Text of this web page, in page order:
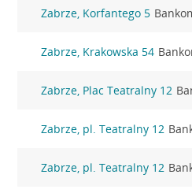
Zabrze, Korfantego 5
Zabrze, Krakowska 54
Zabrze, Plac Teatralny 12
Zabrze, pl. Teatralny 12
Zabrze, pl. Teatralny 12